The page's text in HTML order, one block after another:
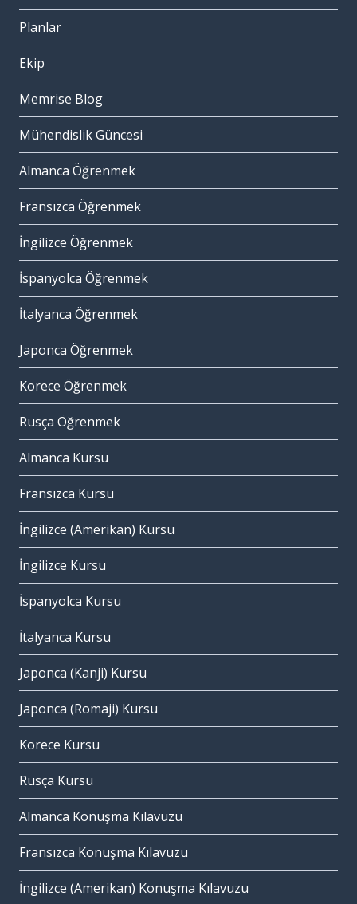
Planlar
Ekip
Memrise Blog
Mühendislik Güncesi
Almanca Öğrenmek
Fransızca Öğrenmek
İngilizce Öğrenmek
İspanyolca Öğrenmek
İtalyanca Öğrenmek
Japonca Öğrenmek
Korece Öğrenmek
Rusça Öğrenmek
Almanca Kursu
Fransızca Kursu
İngilizce (Amerikan) Kursu
İngilizce Kursu
İspanyolca Kursu
İtalyanca Kursu
Japonca (Kanji) Kursu
Japonca (Romaji) Kursu
Korece Kursu
Rusça Kursu
Almanca Konuşma Kılavuzu
Fransızca Konuşma Kılavuzu
İngilizce (Amerikan) Konuşma Kılavuzu